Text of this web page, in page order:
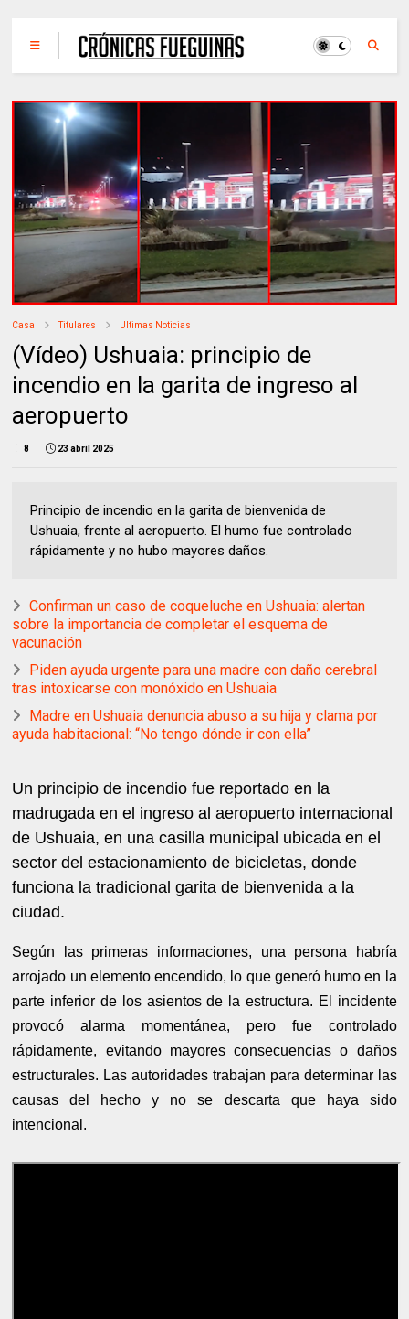
Casa Titulares Ultimas Noticias
(Vídeo) Ushuaia: principio de
incendio en la garita de ingreso al
aeropuerto
8 23 abril 2025
Principio de incendio en la garita de bienvenida de
Ushuaia, frente al aeropuerto. El humo fue controlado
rápidamente y no hubo mayores daños.
Confirman un caso de coqueluche en Ushuaia: alertan
sobre la importancia de completar el esquema de
vacunación
Piden ayuda urgente para una madre con daño cerebral
tras intoxicarse con monóxido en Ushuaia
Madre en Ushuaia denuncia abuso a su hija y clama por
ayuda habitacional: “No tengo dónde ir con ella”
Un principio de incendio fue reportado en la
madrugada en el ingreso al aeropuerto internacional
de Ushuaia, en una casilla municipal ubicada en el
sector del estacionamiento de bicicletas, donde
funciona la tradicional garita de bienvenida a la
ciudad.
Según las primeras informaciones, una persona habría
arrojado un elemento encendido, lo que generó humo en la
parte inferior de los asientos de la estructura. El incidente
provocó alarma momentánea, pero fue controlado
rápidamente, evitando mayores consecuencias o daños
estructurales. Las autoridades trabajan para determinar las
causas del hecho y no se descarta que haya sido
intencional.